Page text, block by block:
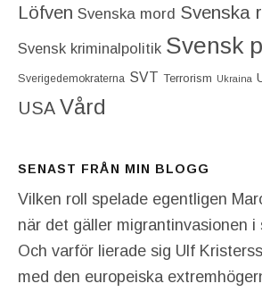
Löfven Svenska mord Svenska
Svensk kriminalpolitik Svensk
Sverigedemokraterna SVT Terrorism Ukraina
USA Vård
SENAST FRÅN MIN BLOGG
Vilken roll spelade egentligen
när det gäller migrantinvasionen i
Och varför lierade sig Ulf
med den europeiska